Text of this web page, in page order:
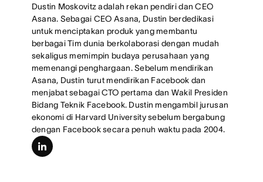
Dustin Moskovitz adalah rekan pendiri dan CEO
Asana. Sebagai CEO Asana, Dustin berdedikasi
untuk menciptakan produk yang membantu
berbagai Tim dunia berkolaborasi dengan mudah
sekaligus memimpin budaya perusahaan yang
memenangi penghargaan. Sebelum mendirikan
Asana, Dustin turut mendirikan Facebook dan
menjabat sebagai CTO pertama dan Wakil Presiden
Bidang Teknik Facebook. Dustin mengambil jurusan
ekonomi di Harvard University sebelum bergabung
dengan Facebook secara penuh waktu pada 2004.
linkedin